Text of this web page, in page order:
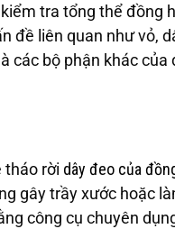
tra tổng thể đồng
đề liên quan như vỏ,
bộ phận khác của
tháo rời dây đeo của
gây trầy xước hoặc
công cụ chuyên